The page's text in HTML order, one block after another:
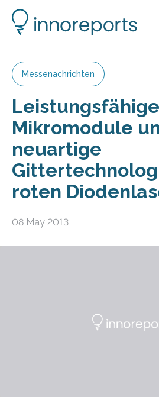
Messenachrichten
Leistungsfähige
Mikromodule
neuartige
roten
08 May 2013